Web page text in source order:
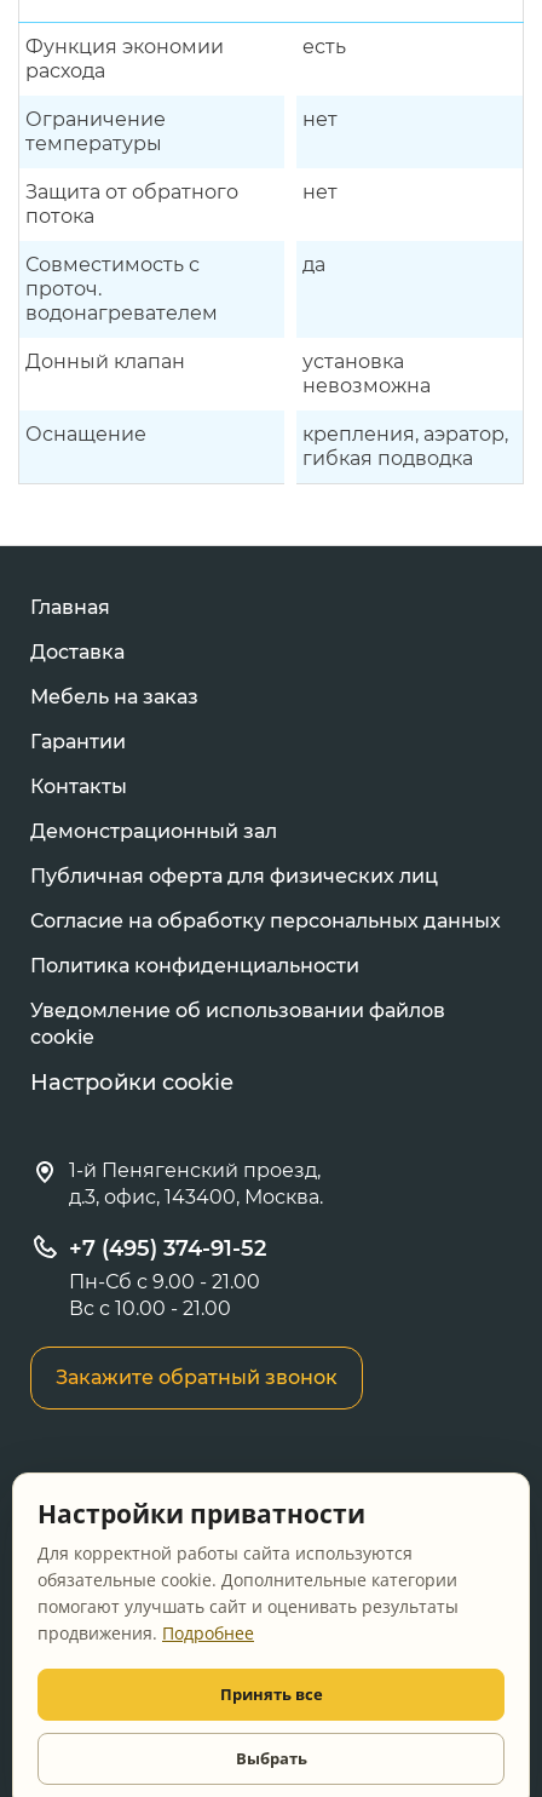
Функция экономии
расхода
есть
Ограничение
температуры
нет
Защита от обратного
потока
нет
Совместимость с
проточ.
водонагревателем
да
Донный клапан
установка
невозможна
Оснащение
крепления, аэратор,
гибкая подводка
консультация
Главная
Доставка
Мебель на заказ
Гарантии
Контакты
Демонстрационный зал
Публичная оферта для физических лиц
Согласие на обработку персональных данных
Политика конфиденциальности
Уведомление об использовании файлов
cookie
Настройки cookie
1-й Пенягенский проезд,
д.3, офис, 143400, Москва.
+7 (495) 374-91-52
Пн-Сб с 9.00 - 21.00
Вс с 10.00 - 21.00
Закажите обратный звонок
сайте носит информационный характер и не
является публичной офертой, определяемой
положениями Статьи 437 ГК РФ.
Перед оформлением заказа уточняйте
актуальную цену у менеджера по телефону.
© 2011-2026 Vanna-ya.ru - мебель для ванной
Все права защищены
Настройки приватности
Для корректной работы сайта используются
обязательные cookie. Дополнительные категории
помогают улучшать сайт и оценивать результаты
продвижения. Подробнее
Принять все
Выбрать